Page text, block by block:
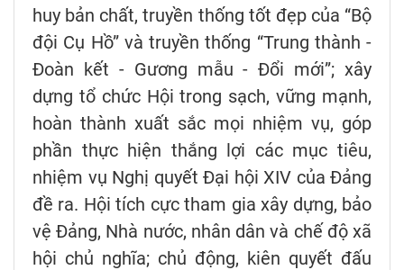
huy bản chất, truyền thống tốt đẹp của “Bộ
đội Cụ Hồ” và truyền thống “Trung thành -
Đoàn kết - Gương mẫu - Đổi mới”; xây
dựng tổ chức Hội trong sạch, vững mạnh,
hoàn thành xuất sắc mọi nhiệm vụ, góp
phần thực hiện thắng lợi các mục tiêu,
nhiệm vụ Nghị quyết Đại hội XIV của Đảng
đề ra. Hội tích cực tham gia xây dựng, bảo
vệ Đảng, Nhà nước, nhân dân và chế độ xã
hội chủ nghĩa; chủ động, kiên quyết đấu